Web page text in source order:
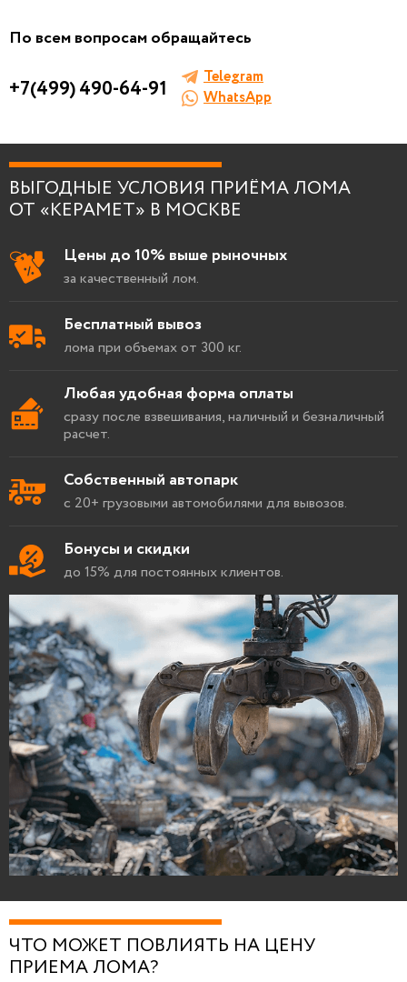
Я согласен наобработку персональных
данных.
По всем вопросам обращайтесь
+7(499) 490-64-91
Telegram
WhatsApp
ВЫГОДНЫЕ УСЛОВИЯ ПРИЁМА ЛОМА
ОТ «КЕРАМЕТ» В МОСКВЕ
Цены до 10% выше рыночных
за качественный лом.
Бесплатный вывоз
лома при объемах от 300 кг.
Любая удобная форма оплаты
сразу после взвешивания, наличный и безналичный
расчет.
Собственный автопарк
с 20+ грузовыми автомобилями для вывозов.
Бонусы и скидки
до 15% для постоянных клиентов.
ЧТО МОЖЕТ ПОВЛИЯТЬ НА ЦЕНУ
ПРИЕМА ЛОМА?